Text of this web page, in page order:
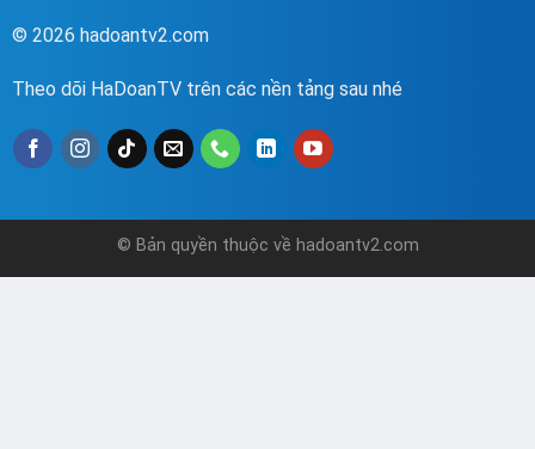
© 2026 hadoantv2.com
Theo dõi HaDoanTV trên các nền tảng sau nhé
© Bản quyền thuộc về hadoantv2.com